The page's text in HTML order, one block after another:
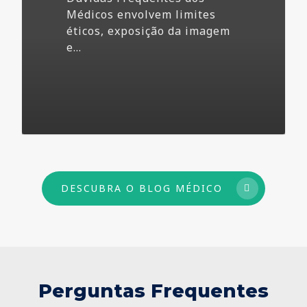
Médicos envolvem limites
éticos, exposição da imagem
e…
DESCUBRA O BLOG MÉDICO
Perguntas Frequentes